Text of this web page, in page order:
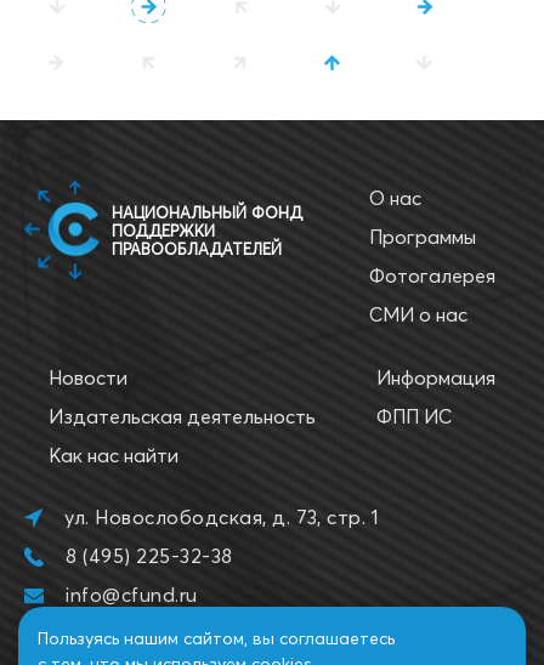
НАЦИОНАЛЬНЫЙ ФОНД
ПОДДЕРЖКИ
ПРАВООБЛАДАТЕЛЕЙ
О нас
Программы
Фотогалерея
СМИ о нас
Новости
Издательская деятельность
Как нас найти
Информация
ФПП ИС
ул. Новослободская, д. 73, стр. 1
8 (495) 225-32-38
info@cfund.ru
Пользуясь нашим сайтом, вы соглашаетесь